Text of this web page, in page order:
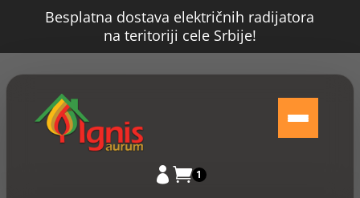
Besplatna dostava električnih radijatora
na teritoriji cele Srbije!
  1